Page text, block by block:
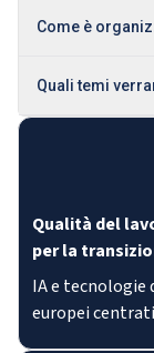
Come è
Quali temi
Qualità del
per la
IA e
europei